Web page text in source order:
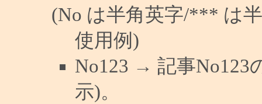
(No は半角英字/*** は
使用例)
No123 → 記事No123
示)。